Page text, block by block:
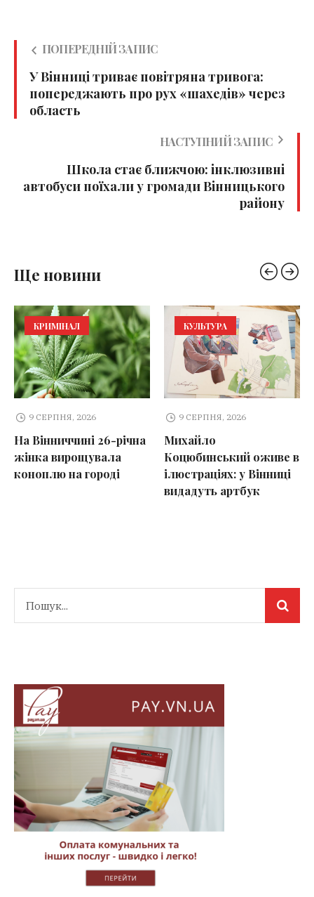
ПОПЕРЕДНІЙ ЗАПИС
У Вінниці триває повітряна тривога:
попереджають про рух «шахедів» через
область
НАСТУПНИЙ ЗАПИС
Школа стає ближчою: інклюзивні
автобуси поїхали у громади Вінницького
району
Ще новини
КРИМІНАЛ
9 СЕРПНЯ, 2026
На Вінниччині 26-річна
жінка вирощувала
коноплю на городі
КУЛЬТУРА
9 СЕРПНЯ, 2026
Михайло
Коцюбинський оживе в
ілюстраціях: у Вінниці
видадуть артбук